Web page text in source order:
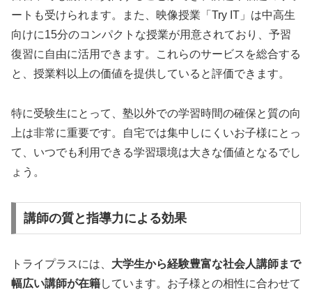
ートも受けられます。また、映像授業「Try IT」は中高生
向けに15分のコンパクトな授業が用意されており、予習
復習に自由に活用できます。これらのサービスを総合する
と、授業料以上の価値を提供していると評価できます。
特に受験生にとって、塾以外での学習時間の確保と質の向
上は非常に重要です。自宅では集中しにくいお子様にとっ
て、いつでも利用できる学習環境は大きな価値となるでし
ょう。
講師の質と指導力による効果
トライプラスには、 大学生から経験豊富な社会人講師まで
幅広い講師が在籍しています。お子様との相性に合わせて